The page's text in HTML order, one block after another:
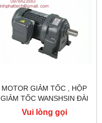
MOTOR GIẢM TỐC , HỘP
GIẢM TỐC WANSHSIN ĐÀI
LOAN 1.5KW 1500W 2HP AC
BA PHA 220 V / 380V
Vui lòng gọi